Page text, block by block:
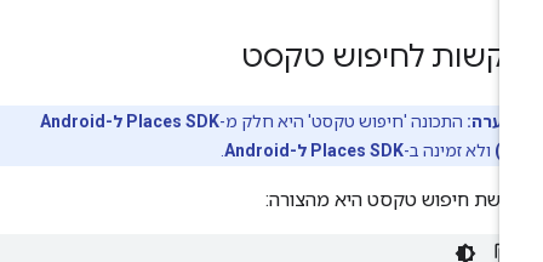
לחיפוש טקסט
הערה:התכונה 'חיפוש טקסט' היא חלק מ-
Places SDK ל-Android
ולא זמינה ב-Places SDK ל-Android .
חיפוש טקסט היא מהצורה: